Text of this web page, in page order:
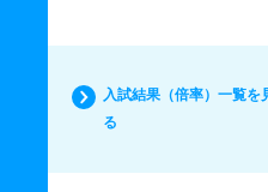
入試結果（倍率）一覧を
る